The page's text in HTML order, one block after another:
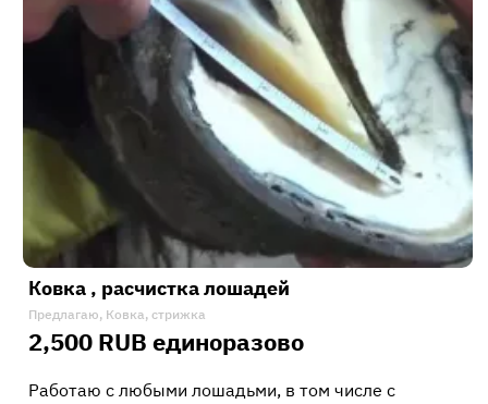
Ковка , расчистка лошадей
Предлагаю, Ковка, стрижка
2,500 RUB единоразово
Работаю с любыми лошадьми, в том числе с